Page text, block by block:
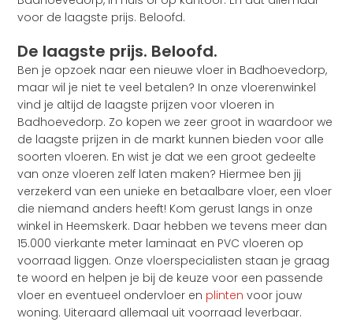
voor de laagste prijs. Beloofd.
De laagste prijs. Beloofd.
Ben je opzoek naar een nieuwe vloer in Badhoevedorp,
maar wil je niet te veel betalen? In onze vloerenwinkel
vind je altijd de laagste prijzen voor vloeren in
Badhoevedorp. Zo kopen we zeer groot in waardoor we
de laagste prijzen in de markt kunnen bieden voor alle
soorten vloeren. En wist je dat we een groot gedeelte
van onze vloeren zelf laten maken? Hiermee ben jij
verzekerd van een unieke en betaalbare vloer, een vloer
die niemand anders heeft! Kom gerust langs in onze
winkel in Heemskerk. Daar hebben we tevens meer dan
15.000 vierkante meter laminaat en PVC vloeren op
voorraad liggen. Onze vloerspecialisten staan je graag
te woord en helpen je bij de keuze voor een passende
vloer en eventueel ondervloer en plinten voor jouw
woning. Uiteraard allemaal uit voorraad leverbaar.